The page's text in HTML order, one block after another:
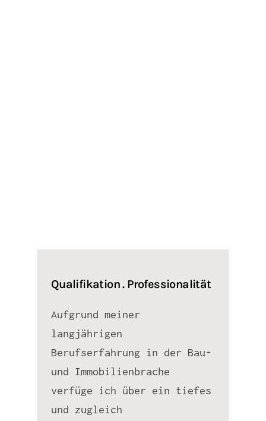
Qualifikation . Professionalität
Aufgrund meiner
langjährigen
Berufserfahrung in der Bau-
und Immobilienbrache
verfüge ich über ein tiefes
und zugleich